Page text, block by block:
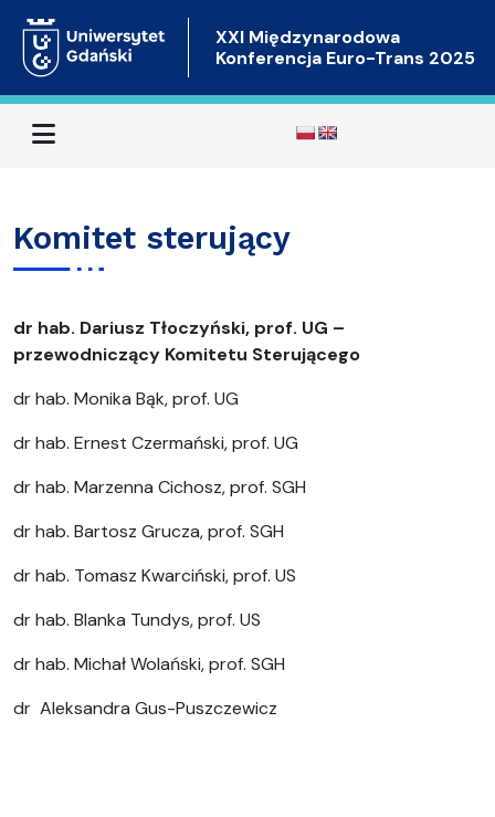
XXI Międzynarodowa
Konferencja Euro-Trans 2025
Menu
Komitet sterujący
dr hab. Dariusz Tłoczyński, prof. UG –
przewodniczący Komitetu Sterującego
dr hab. Monika Bąk, prof. UG
dr hab. Ernest Czermański, prof. UG
dr hab. Marzenna Cichosz, prof. SGH
dr hab. Bartosz Grucza, prof. SGH
dr hab. Tomasz Kwarciński, prof. US
dr hab. Blanka Tundys, prof. US
dr hab. Michał Wolański, prof. SGH
dr Aleksandra Gus-Puszczewicz